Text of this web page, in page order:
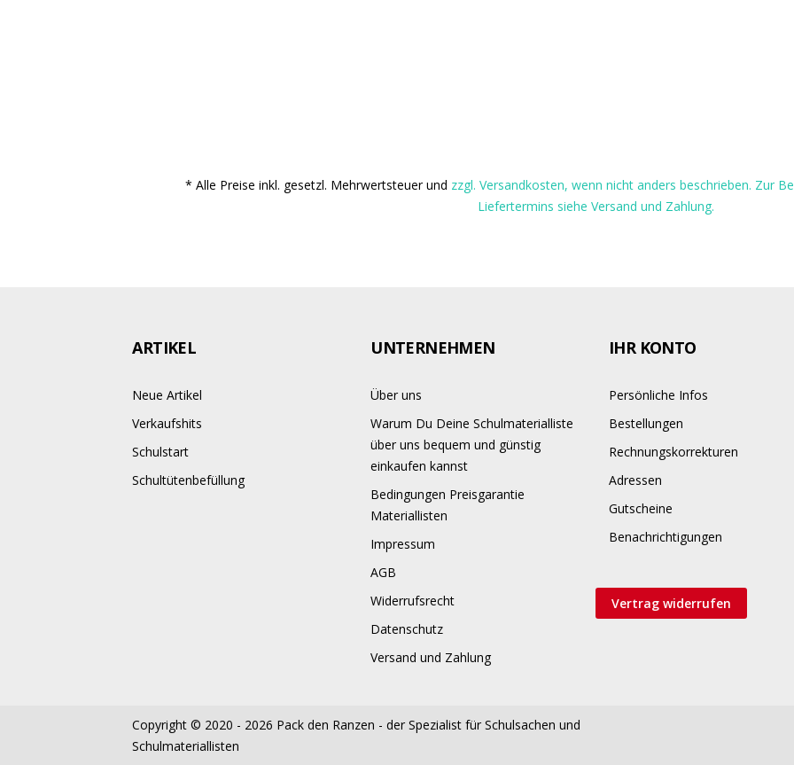
* Alle Preise inkl. gesetzl. Mehrwertsteuer und zzgl. Versandkosten, wenn nicht anders beschrieben. Zur
Liefertermins siehe Versand und Zahlung.
ARTIKEL
Neue Artikel
Verkaufshits
Schulstart
Schultütenbefüllung
UNTERNEHMEN
Über uns
Warum Du Deine Schulmaterialliste
über uns bequem und günstig
einkaufen kannst
Bedingungen Preisgarantie
Materiallisten
Impressum
AGB
Widerrufsrecht
Datenschutz
Versand und Zahlung
IHR KONTO
Persönliche Infos
Bestellungen
Rechnungskorrekturen
Adressen
Gutscheine
Benachrichtigungen
Vertrag widerrufen
Copyright © 2020 - 2026 Pack den Ranzen - der Spezialist für Schulsachen und
Schulmateriallisten